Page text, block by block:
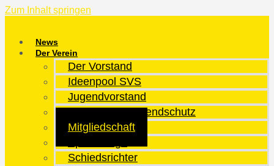
Zum Inhalt springen
News
Der Verein
Der Vorstand
Ideenpool SVS
Jugendvorstand
Kinder- und Jugendschutz
Mitgliedschaft
Schiedsrichter